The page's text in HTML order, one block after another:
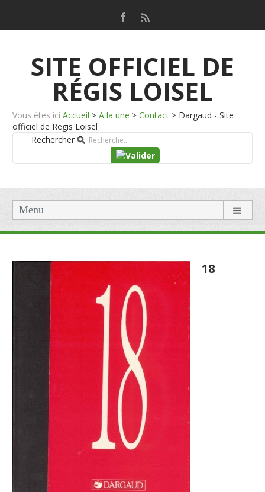
SITE OFFICIEL DE
RÉGIS LOISEL
Vous êtes ici Accueil > A la une > Contact > Dargaud - Site
officiel de Regis Loisel
Rechercher
Menu
18